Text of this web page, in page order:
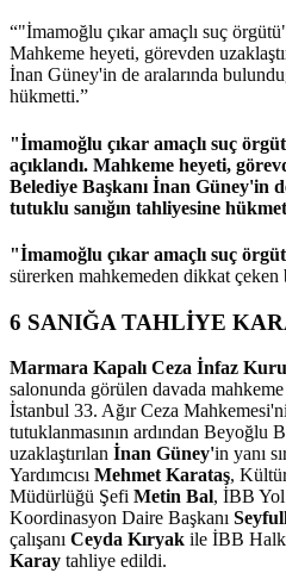
“"İmamoğlu çıkar amaçlı suç
Mahkeme heyeti, görevden
İnan Güney'in de aralarında
hükmetti.”
"İmamoğlu çıkar amaçlı suç
açıklandı. Mahkeme heyeti,
Belediye Başkanı İnan Güney'in
tutuklu sanığın tahliyesine
"İmamoğlu çıkar amaçlı suç
sürerken mahkemeden dikkat çeken
6 SANIĞA TAHLİYE
Marmara Kapalı Ceza İnfaz
salonunda görülen davada mahkeme
İstanbul 33. Ağır Ceza
tutuklanmasının ardından Beyoğlu
uzaklaştırılan İnan Güney'in yanı
Yardımcısı Mehmet Karataş,
Müdürlüğü Şefi Metin Bal, İBB Yol
Koordinasyon Daire Başkanı
çalışanı Ceyda Kıryak ile İBB
Karay tahliye edildi.